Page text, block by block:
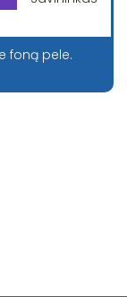
foną pele.